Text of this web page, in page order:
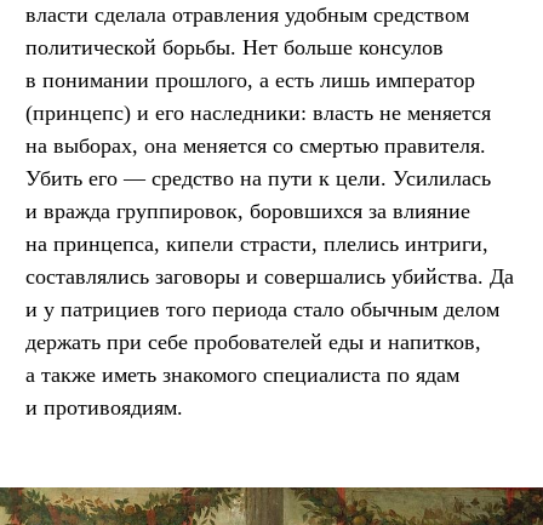
власти сделала отравления удобным средством
политической борьбы. Нет больше консулов
в понимании прошлого, а есть лишь император
(принцепс) и его наследники: власть не меняется
на выборах, она меняется со смертью правителя.
Убить его — средство на пути к цели. Усилилась
и вражда группировок, боровшихся за влияние
на принцепса, кипели страсти, плелись интриги,
составлялись заговоры и совершались убийства. Да
и у патрициев того периода стало обычным делом
держать при себе пробователей еды и напитков,
а также иметь знакомого специалиста по ядам
и противоядиям.